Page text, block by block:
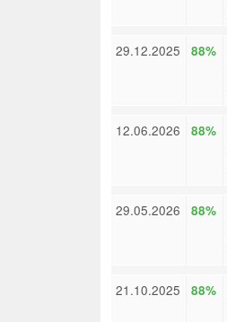
29.12.2025 88%
12.06.2026 88%
29.05.2026 88%
21.10.2025 88%